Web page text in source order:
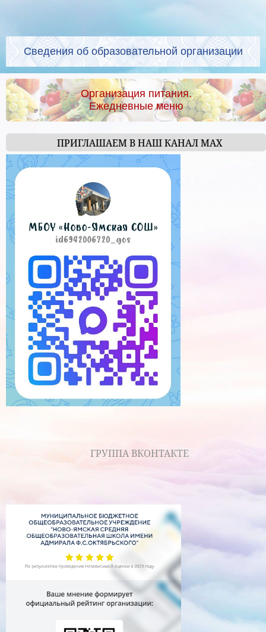
Сведения об образовательной организации
Организация питания.
Ежедневные меню
ПРИГЛАШАЕМ В НАШ КАНАЛ МАХ
ГРУППА ВКОНТАКТЕ